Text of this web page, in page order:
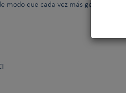
modo que cada vez más gente